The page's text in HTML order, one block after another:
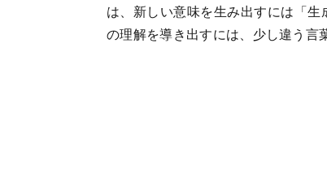
は、新しい意味を生み出すには「
の理解を導き出すには、少し違う言